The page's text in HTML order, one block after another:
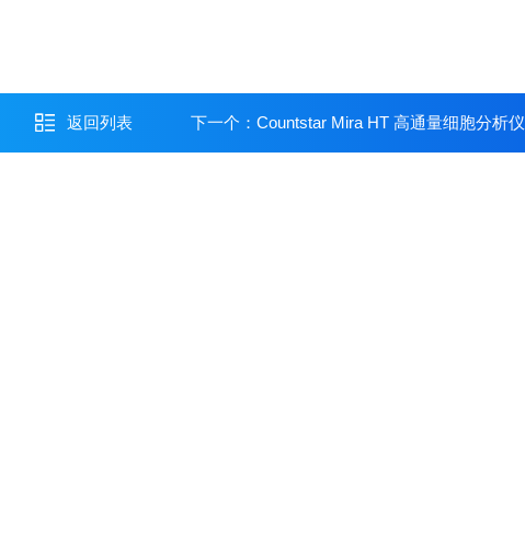
返回列表 下一个： Countstar Mira HT 高通量细胞分析仪